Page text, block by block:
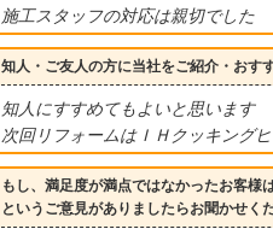
施工スタッフの対応は親切でした
知人・ご友人の方に当社をご紹介・おす
知人にすすめてもよいと思います
次回リフォームはＩＨクッキング
もし、満足度が満点ではなかったお客様
というご意見がありましたらお聞かせくだ